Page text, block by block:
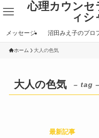
心理カウンセ
ィシ
メッセージ 沼田みえ子のプロ
ホーム 大人の色気
大人の色気 – tag –
最新記事